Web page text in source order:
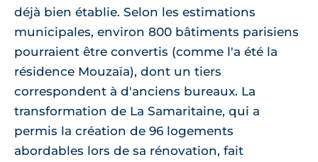
déjà bien établie. Selon les estimations
municipales, environ 800 bâtiments parisiens
pourraient être convertis (comme l'a été la
résidence Mouzaïa), dont un tiers
correspondent à d'anciens bureaux. La
transformation de La Samaritaine, qui a
permis la création de 96 logements
abordables lors de sa rénovation, fait